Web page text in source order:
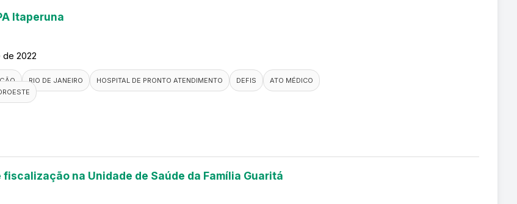
Itaperuna
de 2022
RIO DE JANEIRO HOSPITAL DE PRONTO ATENDIMENTO DEFIS
ATO MÉDICO
na Unidade de Saúde da Família Guaritá